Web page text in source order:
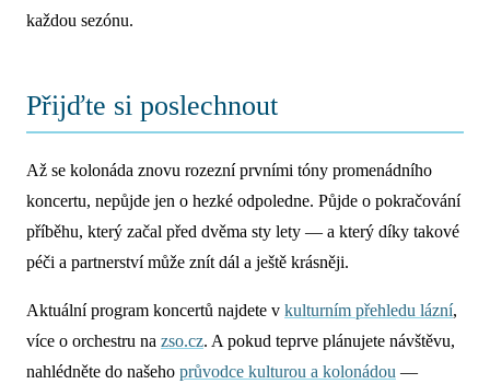
každou sezónu.
Přijďte si poslechnout
Až se kolonáda znovu rozezní prvními tóny promenádního
koncertu, nepůjde jen o hezké odpoledne. Půjde o pokračování
příběhu, který začal před dvěma sty lety — a který díky takové
péči a partnerství může znít dál a ještě krásněji.
Aktuální program koncertů najdete v kulturním přehledu lázní,
více o orchestru na zso.cz. A pokud teprve plánujete návštěvu,
nahlédněte do našeho průvodce kulturou a kolonádou —